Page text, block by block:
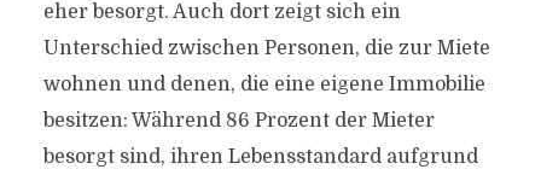
eher besorgt. Auch dort zeigt sich ein
Unterschied zwischen Personen, die zur Miete
wohnen und denen, die eine eigene Immobilie
besitzen: Während 86 Prozent der Mieter
besorgt sind, ihren Lebensstandard aufgrund